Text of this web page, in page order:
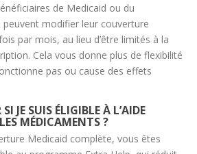
de Medicaid ou du
modifier leur couverture
par mois, au lieu d’être limités à la
Cela vous donne plus de flexibilité
pas ou cause des effets
JE SUIS ÉLIGIBLE À L’AIDE
MÉDICAMENTS ?
Medicaid complète, vous êtes